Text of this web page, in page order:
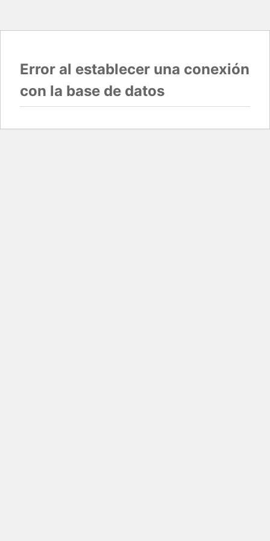
Error al establecer una conexión
con la base de datos